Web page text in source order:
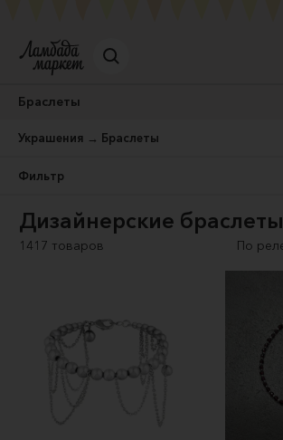
Браслеты
Украшения → Браслеты
Фильтр
Дизайнерские браслеты
1417 товаров